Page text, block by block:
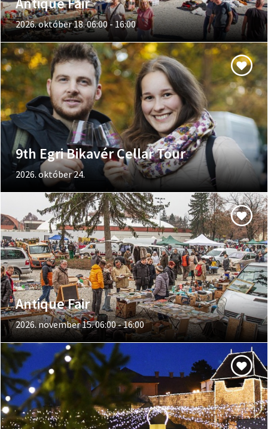
2026. október 18. 06:00 - 16:00
9th Egri Bikavér Cellar Tour
2026. október 24.
Antique Fair
2026. november 15. 06:00 - 16:00